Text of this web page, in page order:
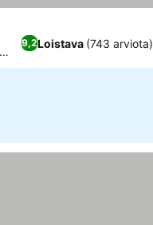
9,2Loistava (743 arviota)